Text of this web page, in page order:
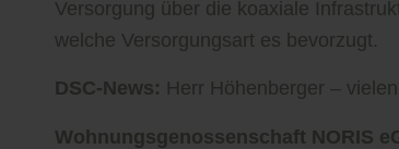
Versorgung über die koaxiale
welche Versorgungsart es bevorzugt.
DSC-News: Herr Höhenberger –
Wohnungsgenossenschaft NORIS